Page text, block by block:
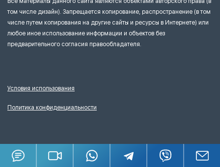
том числе дизайн). Запрещается копирование, распространение (в том
числе путем копирования на другие сайты и ресурсы в Интернете) или
любое иное использование информации и объектов без
предварительного согласия правообладателя.
Условия использования
Политика конфиденциальности
GSL Law & Consulting Ltd., G.S.L. CONSULTING MIDDLE EAST FZE, 1999–
2026